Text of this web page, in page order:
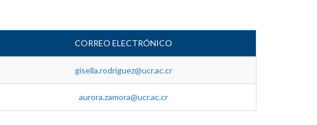
CORREO ELECTRÓNICO
gisella.rodriguez@ucr.ac.cr
aurora.zamora@ucr.ac.cr